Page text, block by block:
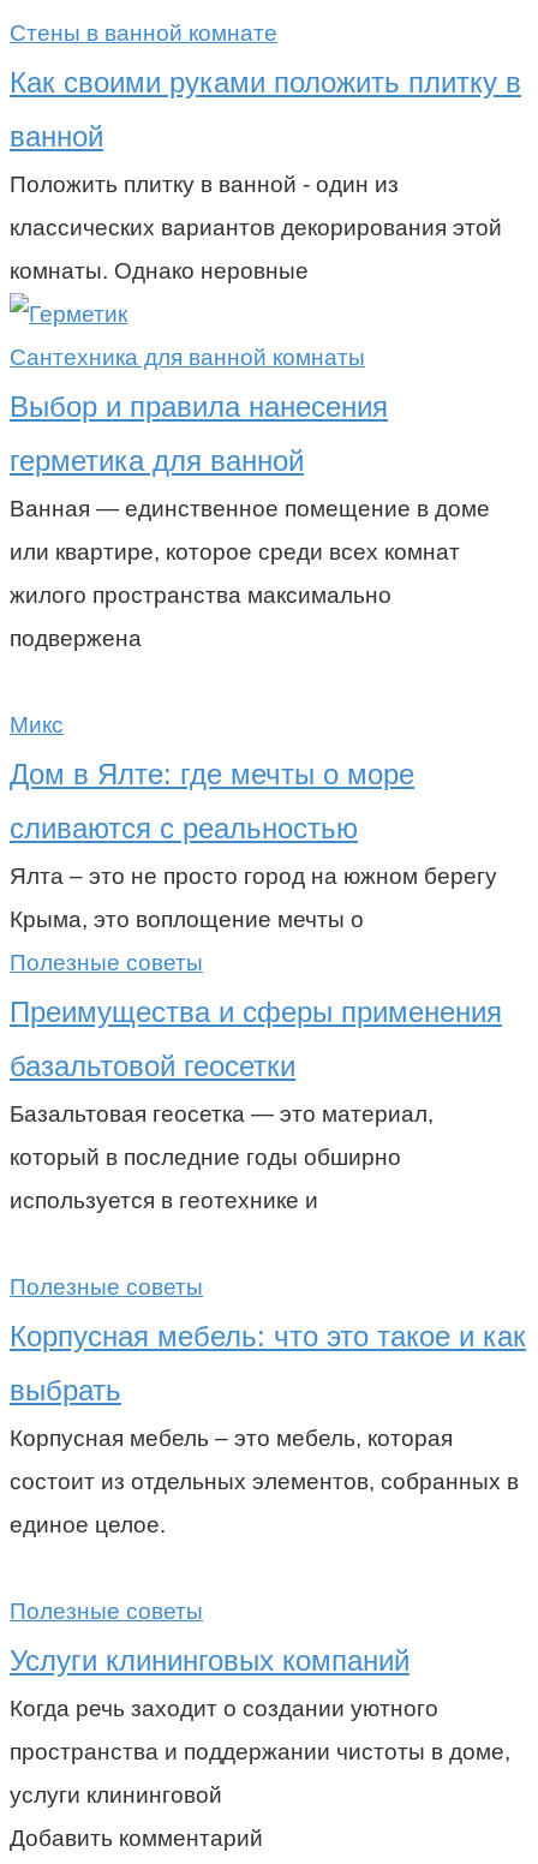
Стены в ванной комнате
Как своими руками положить плитку в
ванной
Положить плитку в ванной - один из
классических вариантов декорирования этой
комнаты. Однако неровные
Сантехника для ванной комнаты
Выбор и правила нанесения
герметика для ванной
Ванная — единственное помещение в доме
или квартире, которое среди всех комнат
жилого пространства максимально
подвержена
Микс
Дом в Ялте: где мечты о море
сливаются с реальностью
Ялта – это не просто город на южном берегу
Крыма, это воплощение мечты о
Полезные советы
Преимущества и сферы применения
базальтовой геосетки
Базальтовая геосетка — это материал,
который в последние годы обширно
используется в геотехнике и
Полезные советы
Корпусная мебель: что это такое и как
выбрать
Корпусная мебель – это мебель, которая
состоит из отдельных элементов, собранных в
единое целое.
Полезные советы
Услуги клининговых компаний
Когда речь заходит о создании уютного
пространства и поддержании чистоты в доме,
услуги клининговой
Добавить комментарий